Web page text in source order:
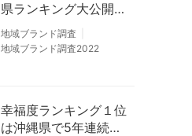
県ランキング大公開！
１位は北海道、３位は
大阪府、２位は〇〇
地域ブランド調査
地域ブランド調査2022
幸福度ランキング１位
は沖縄県で5年連続！